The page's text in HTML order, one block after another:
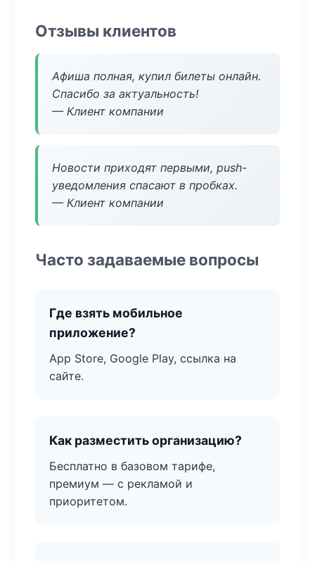
Отзывы клиентов
Афиша полная, купил билеты онлайн.
Спасибо за актуальность!
— Клиент компании
Новости приходят первыми, push-
уведомления спасают в пробках.
— Клиент компании
Часто задаваемые вопросы
Где взять мобильное
приложение?
App Store, Google Play, ссылка на
сайте.
Как разместить организацию?
Бесплатно в базовом тарифе,
премиум — с рекламой и
приоритетом.